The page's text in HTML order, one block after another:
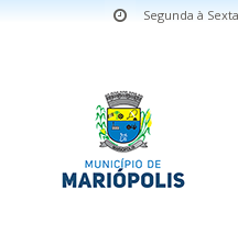
Segunda à